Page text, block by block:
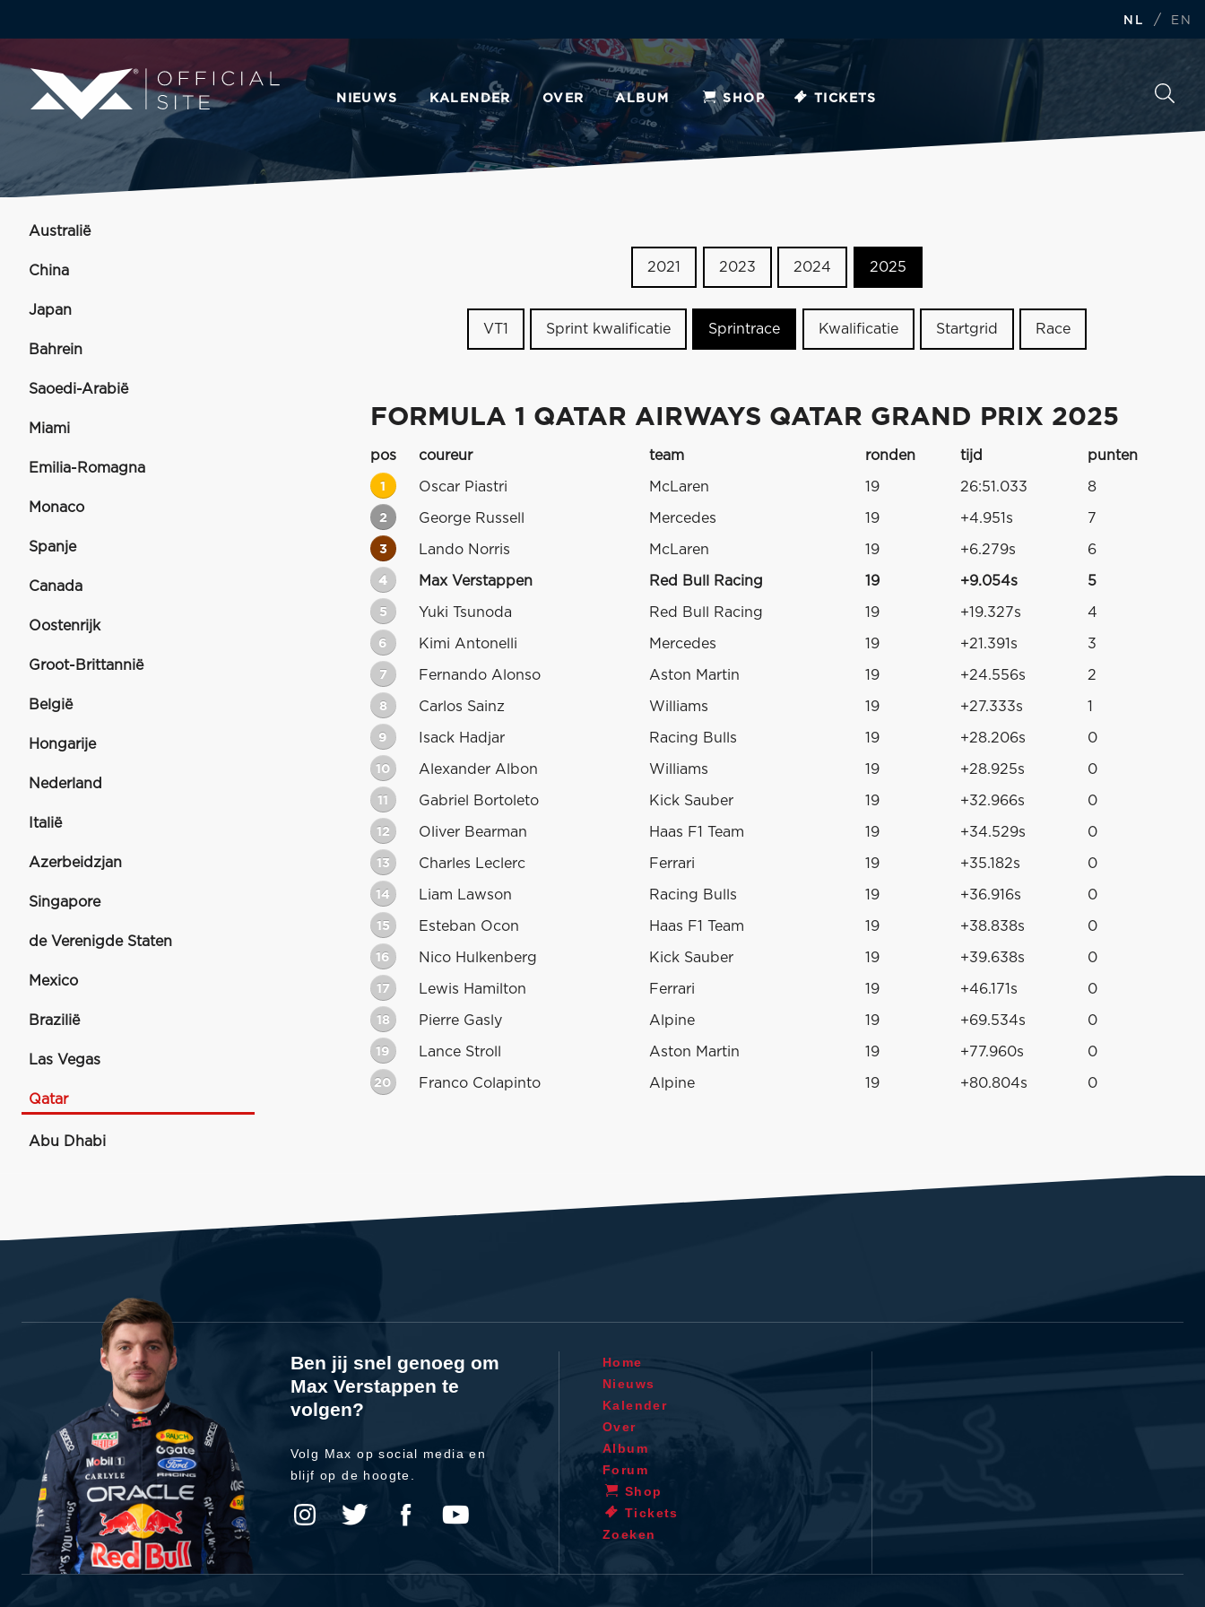
NL / EN
NIEUWS KALENDER OVER ALBUM SHOP TICKETS
Australië
China
Japan
Bahrein
Saoedi-Arabië
Miami
Emilia-Romagna
Monaco
Spanje
Canada
Oostenrijk
Groot-Brittannië
België
Hongarije
Nederland
Italië
Azerbeidzjan
Singapore
de Verenigde Staten
Mexico
Brazilië
Las Vegas
Qatar
Abu Dhabi
2021 2023 2024 2025
VT1 Sprint kwalificatie Sprintrace Kwalificatie Startgrid Race
FORMULA 1 QATAR AIRWAYS QATAR GRAND PRIX 2025
pos coureur team ronden tijd punten
1 Oscar Piastri McLaren 19 26:51.033 8
2 George Russell Mercedes 19 +4.951s 7
3 Lando Norris McLaren 19 +6.279s 6
4 Max Verstappen Red Bull Racing 19 +9.054s 5
5 Yuki Tsunoda Red Bull Racing 19 +19.327s 4
6 Kimi Antonelli Mercedes 19 +21.391s 3
7 Fernando Alonso Aston Martin 19 +24.556s 2
8 Carlos Sainz Williams 19 +27.333s 1
9 Isack Hadjar Racing Bulls 19 +28.206s 0
10 Alexander Albon Williams 19 +28.925s 0
11 Gabriel Bortoleto Kick Sauber 19 +32.966s 0
12 Oliver Bearman Haas F1 Team 19 +34.529s 0
13 Charles Leclerc Ferrari 19 +35.182s 0
14 Liam Lawson Racing Bulls 19 +36.916s 0
15 Esteban Ocon Haas F1 Team 19 +38.838s 0
16 Nico Hulkenberg Kick Sauber 19 +39.638s 0
17 Lewis Hamilton Ferrari 19 +46.171s 0
18 Pierre Gasly Alpine 19 +69.534s 0
19 Lance Stroll Aston Martin 19 +77.960s 0
20 Franco Colapinto Alpine 19 +80.804s 0
Ben jij snel genoeg om
Max Verstappen te
volgen?
Volg Max op social media en
blijf op de hoogte.
Home
Nieuws
Kalender
Over
Album
Forum
Shop
Tickets
Zoeken